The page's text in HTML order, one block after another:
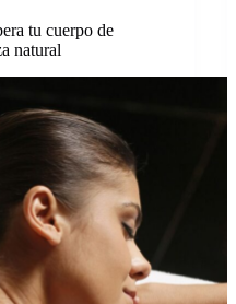
tu cuerpo de
natural